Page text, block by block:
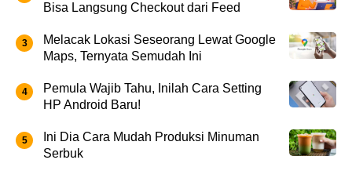
Bisa Langsung Checkout dari Feed
Melacak Lokasi Seseorang Lewat Google
Maps, Ternyata Semudah Ini
Pemula Wajib Tahu, Inilah Cara Setting
HP Android Baru!
Ini Dia Cara Mudah Produksi Minuman
Serbuk